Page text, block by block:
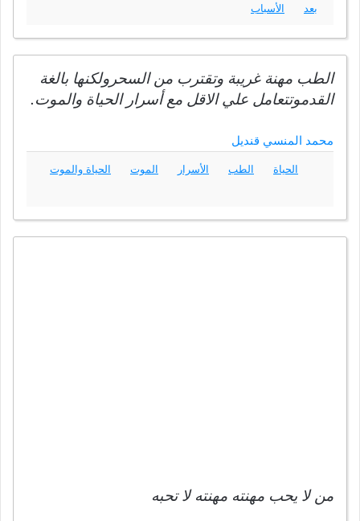
بعد
الأسباب
الطب مهنة غريبة وتقترب من السحرولكنها بالغة
القدموتتعامل علي الاقل مع أسرار الحياة والموت.
محمد المنسي قنديل
الحياة الطب الأسرار الموت الحياة والموت
من لا يحب مهنته مهنته لا تحبه